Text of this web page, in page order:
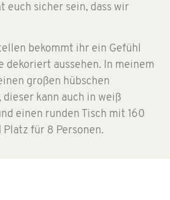
euch sicher sein, dass wir
bekommt ihr ein Gefühl
dekoriert aussehen. In meinem
großen hübschen
dieser kann auch in weiß
einen runden Tisch mit 160
für 8 Personen.